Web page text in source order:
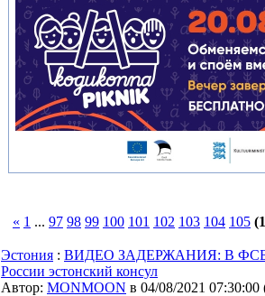
« 1 ... 97 98 99 100 101 102 103 104 105
Эстония : ВИДЕО ЗАДЕРЖАНИЯ: В ФСБ
России эстонский консул
Автор: MONMOON в 04/08/2021 07:30:00